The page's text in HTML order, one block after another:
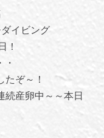
イビング
！
たぞ～！
続産卵中～～本日